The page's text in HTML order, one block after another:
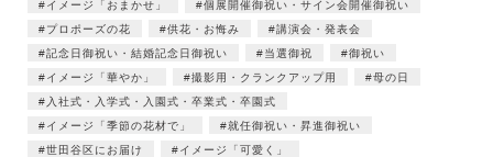
イメージ「おまかせ」
個展開催御祝い・サイン会開催御祝い
プロポーズの花
供花・お悔み
講演会・発表会
記念日御祝い・結婚記念日御祝い
当選御祝
御祝い
イメージ「華やか」
撮影用・クランクアップ用
母の日
入社式・入学式・入園式・卒業式・卒園式
イメージ「季節の花材で」
就任御祝い・昇進御祝い
世田谷区にお届け
イメージ「可愛く」